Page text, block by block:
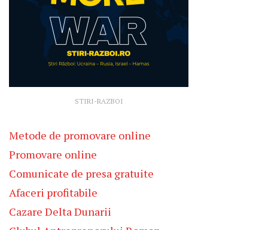
STIRI-RAZBOI
Metode de promovare online
Promovare online
Comunicate de presa gratuite
Afaceri profitabile
Cazare Delta Dunarii